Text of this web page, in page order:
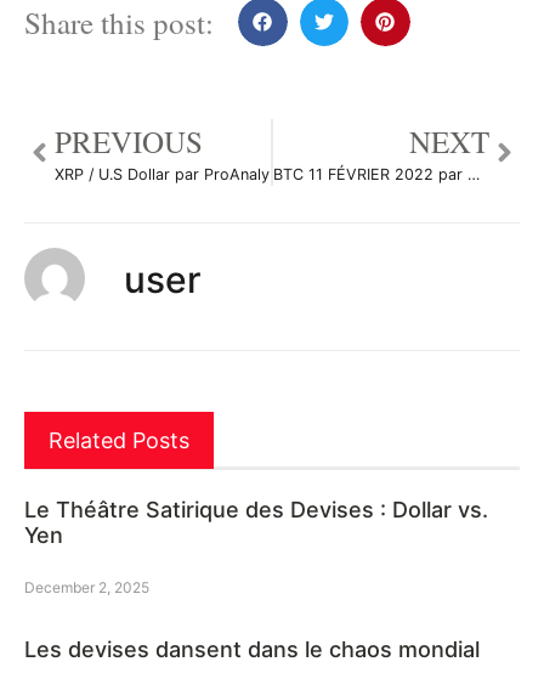
Share this post:
PREVIOUS
XRP / U.S Dollar par ProAnaly
NEXT
BTC 11 FÉVRIER 2022 par Aicky92
user
Related Posts
Le Théâtre Satirique des Devises : Dollar vs.
Yen
December 2, 2025
Les devises dansent dans le chaos mondial